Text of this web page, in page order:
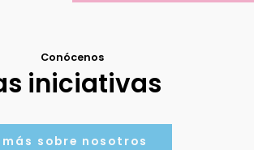
Conócenos
iniciativas
más sobre nosotros